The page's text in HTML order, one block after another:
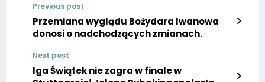
Previous post
Przemiana wyglądu Bożydara Iwanowa
donosi o nadchodzących zmianach.
Next post
Iga Świątek nie zagra w finale w